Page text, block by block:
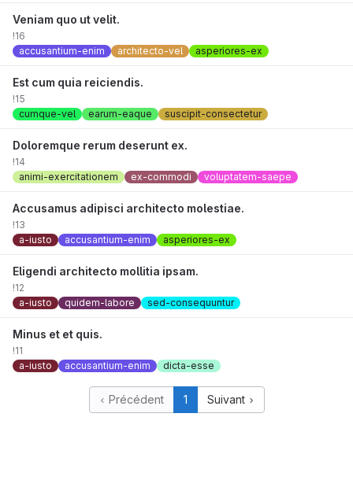
Veniam quo ut velit.
!16
accusantium-enim
architecto-vel asperiores-ex
Est cum quia reiciendis.
!15
cumque-vel
earum-eaque suscipit-consectetur
Doloremque rerum deserunt ex.
!14
animi-exercitationem
ex-commodi voluptatem-saepe
Accusamus adipisci architecto molestiae.
!13
a-iusto
accusantium-enim asperiores-ex
Eligendi architecto mollitia ipsam.
!12
a-iusto
quidem-labore sed-consequuntur
Minus et et quis.
!11
a-iusto
accusantium-enim dicta-esse
Précédent 1 Suivant